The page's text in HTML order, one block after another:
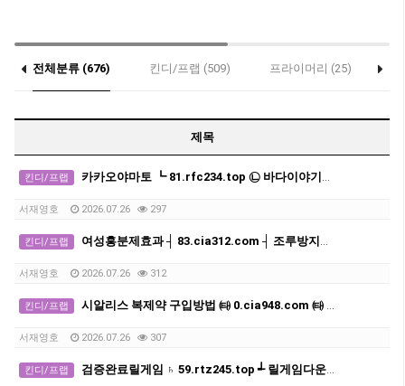
전체분류 (676) 킨디/프랩 (509) 프라이머리 (25)
제목
킨디/프랩 카카오야마토 ┗ 81.rfc234.top ㉡ 바다이야기게임기
서재영호 2026.07.26 297
킨디/프랩 여성흥분제효과 ┤ 83.cia312.com ┤ 조루방지제 구입
서재영호 2026.07.26 312
킨디/프랩 시알리스 복제약 구입방법 ㈙ 0.cia948.com ㈙ 발기부전치료제 구매처 사이트
서재영호 2026.07.26 307
킨디/프랩 검증완료릴게임 ♄ 59.rtz245.top ┵ 릴게임다운로드